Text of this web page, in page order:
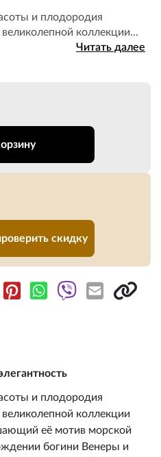
и плодородия
коллекции...
Читать далее
скидку
и плодородия
коллекции
её мотив морской
богини Венеры и